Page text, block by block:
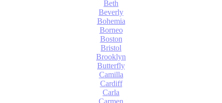
Beth
Beverly
Bohemia
Borneo
Boston
Bristol
Brooklyn
Butterfly
Camilla
Cardiff
Carla
Carmen